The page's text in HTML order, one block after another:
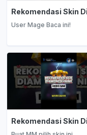
User Mage Baca ini!